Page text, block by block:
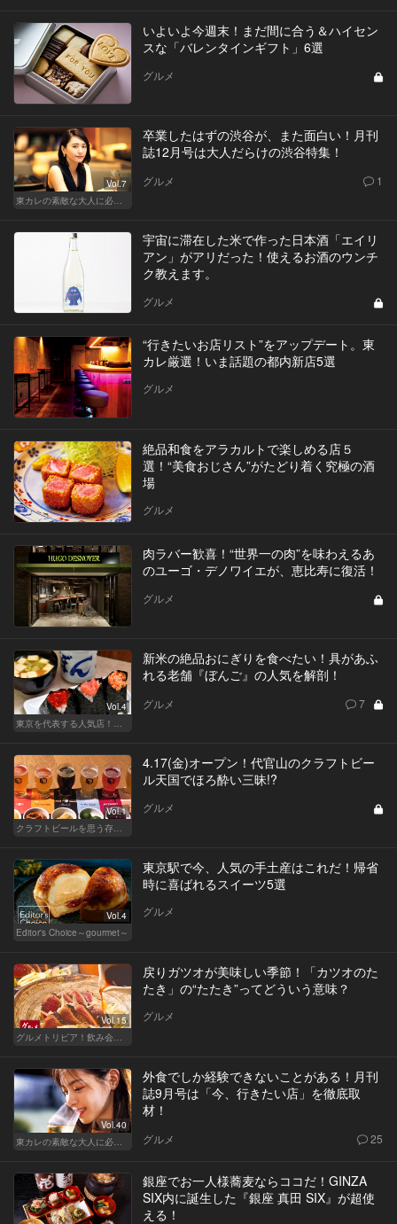
いよいよ今週末！まだ間に合う＆ハイセン
スな「バレンタインギフト」6選
グルメ
Vol.7
東カレの素敵な大人に必要なこと
卒業したはずの渋谷が、また面白い！月刊
誌12月号は大人だらけの渋谷特集！
グルメ 1
宇宙に滞在した米で作った日本酒「エイリ
アン」がアリだった！使えるお酒のウンチ
ク教えます。
グルメ
“行きたいお店リスト”をアップデート。東
カレ厳選！いま話題の都内新店5選
グルメ
絶品和食をアラカルトで楽しめる店５
選！“美食おじさん”がたどり着く究極の酒
場
グルメ
肉ラバー歓喜！“世界一の肉”を味わえるあ
のユーゴ・デノワイエが、恵比寿に復活！
グルメ
Vol.4
新米の絶品おにぎりを食べたい！具があふ
れる老舗『ぼんご』の人気を解剖！
グルメ 7
Vol.1
4.17(金)オープン！代官山のクラフトビー
ル天国でほろ酔い三昧!?
グルメ
Vol.4
Editor's Choice～gourmet～
東京駅で今、人気の手土産はこれだ！帰省
時に喜ばれるスイーツ5選
グルメ
Vol.15
戻りガツオが美味しい季節！「カツオのた
たき」の“たたき”ってどういう意味？
グルメ
Vol.40
外食でしか経験できないことがある！月刊
誌9月号は「今、行きたい店」を徹底取
材！
グルメ 25
銀座でお一人様蕎麦ならココだ！GINZA
SIX内に誕生した『銀座 真田 SIX』が超使
える！